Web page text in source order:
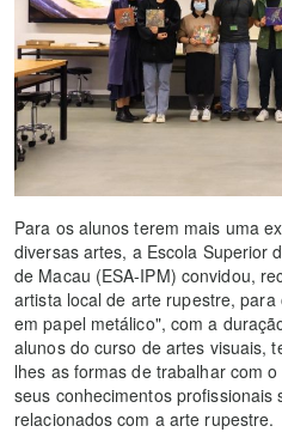
Para os alunos terem mais uma
diversas artes, a Escola Superior
de Macau (ESA-IPM) convidou,
artista local de arte rupestre, para
em papel metálico", com a
alunos do curso de artes visuais,
lhes as formas de trabalhar com
seus conhecimentos
relacionados com a arte rupestre.